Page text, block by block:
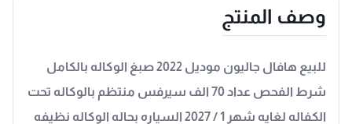
وصف المنتج
للبيع هافال جاليون موديل 2022 صبغ الوكاله بالكامل
شرط الفحص عداد 70 الف سيرفس منتظم بالوكاله تحت
الكفاله لغايه شهر 1 / 2027 السياره بحاله الوكاله نظيفه